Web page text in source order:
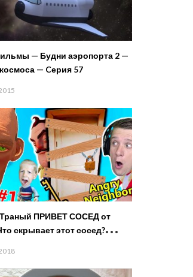
— Будни аэропорта 2 —
— Cерия 57
ПРИВЕТ СОСЕД от
скрывает этот сосед?